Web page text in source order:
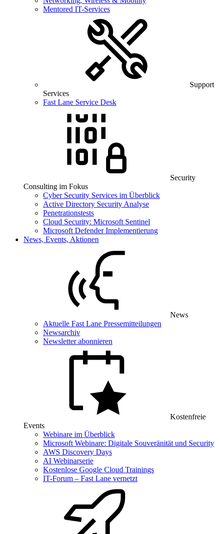
Mentored IT-Services
Support
Services
Fast Lane Service Desk
Security
Consulting im Fokus
Cyber Security Services im Überblick
Active Directory Security Analyse
Penetrationstests
Cloud Security: Microsoft Sentinel
Microsoft Defender Implementierung
News, Events, Aktionen
News
Aktuelle Fast Lane Pressemitteilungen
Newsarchiv
Newsletter abonnieren
Kostenfreie
Events
Webinare im Überblick
Microsoft Webinare: Digitale Souveränität und Security
AWS Discovery Days
AI Webinarserie
Kostenlose Google Cloud Trainings
IT-Forum – Fast Lane vernetzt